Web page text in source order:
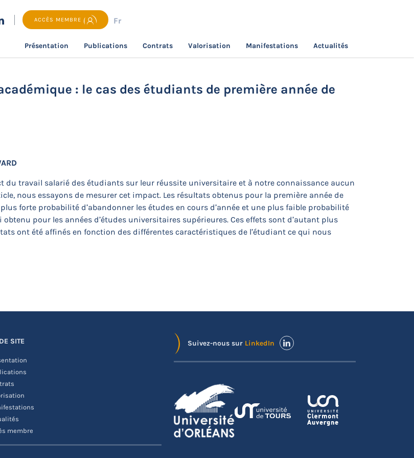
ACCÈS MEMBRE Fr
Présentation Publications Contrats Valorisation Manifestations Actualités
: le cas des étudiants de première année de
du travail salarié des étudiants sur leur réussite universitaire et à notre connaissance aucun
nous essayons de mesurer cet impact. Les résultats obtenus pour la première année de
forte probabilité d’abandonner les études en cours d’année et une plus faible probabilité
pour les années d’études universitaires supérieures. Ces effets sont d’autant plus
ont été affinés en fonction des différentes caractéristiques de l’étudiant ce qui nous
SITE
membre
Suivez-nous sur LinkedIn